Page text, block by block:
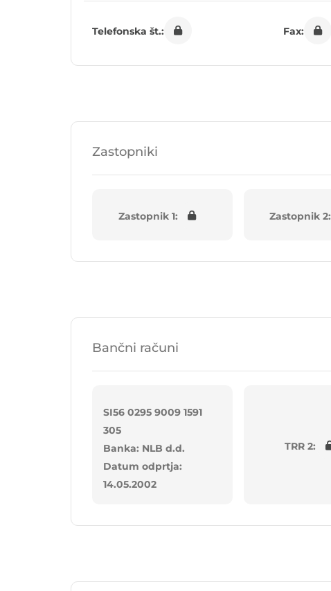
Telefonska št.: Fax:
Zastopniki
Zastopnik 1: Zastopnik 2:
Bančni računi
SI56 0295 9009 1591
305
Banka: NLB d.d.
Datum odprtja:
14.05.2002
TRR 2: